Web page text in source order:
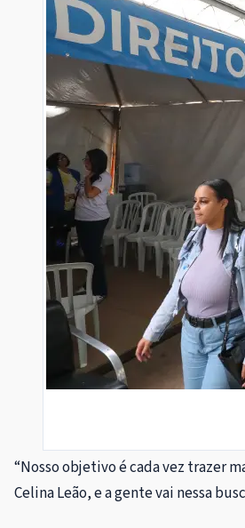
“Nosso objetivo é cada vez trazer
Celina Leão, e a gente vai nessa